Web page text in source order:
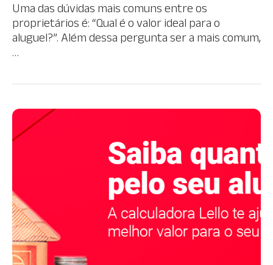
Uma das dúvidas mais comuns entre os
proprietários é: “Qual é o valor ideal para o
aluguel?”. Além dessa pergunta ser a mais comum,
…